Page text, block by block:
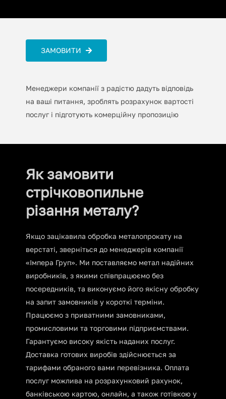
Менеджери компанії з радістю дадуть відповідь
на ваші питання, зроблять розрахунок вартості
послуг і підготують комерційну пропозицію
ЗАМОВИТИ
Як замовити
стрічковопильне
різання металу?
Якщо зацікавила обробка металопрокату на
верстаті, зверніться до менеджерів компанії
«Імпера Груп». Ми поставляємо метал надійних
виробників, з якими співпрацюємо без
посередників, та виконуємо його якісну обробку
на запит замовників у короткі терміни.
Працюємо з приватними замовниками,
промисловими та торговими підприємствами.
Гарантуємо високу якість наданих послуг.
Доставка готових виробів здійснюється за
тарифами обраного вами перевізника. Оплата
послуг можлива на розрахунковий рахунок,
банківською картою, онлайн, а також готівкою у